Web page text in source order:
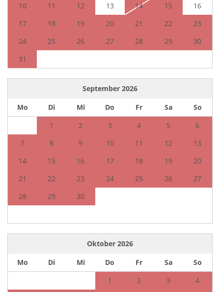
10
11 12 13 14 15
16
17
18 19 20 21 22
23
24
25 26 27 28 29
30
31
September 2026
Mo
Di Mi Do Fr Sa
So
1
2 3 4 5
6
7
8 9 10 11 12
13
14
15 16 17 18 19
20
21
22 23 24 25 26
27
28
29 30
Oktober 2026
Mo
Di Mi Do Fr Sa
So
1
2 3
4